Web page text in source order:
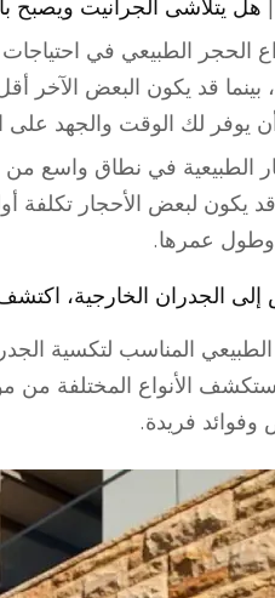
هل يتلاشى الجرانيت ويصبح
الحجر الطبيعي في احتياجات
قد يكون البعض الآخر
يوفر لك الوقت والجهد على
الطبيعية في نطاق واسع من
يكون لبعض الأحجار تكلفة
وطول عمرها.
الجدران الخارجية،
الطبيعي المناسب لتكسية
الأنواع المختلفة من
وفوائد فريدة.